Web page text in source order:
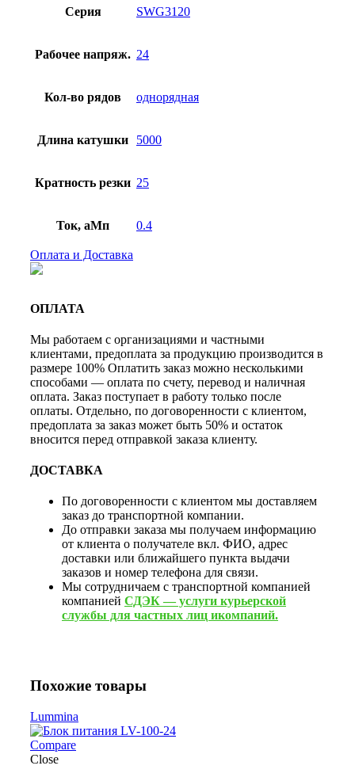
Серия SWG3120
Рабочее напряж. 24
Кол-во рядов однорядная
Длина катушки 5000
Кратность резки 25
Ток, аМп 0.4
Оплата и Доставка
ОПЛАТА
Мы работаем с организациями и частными
клиентами, предоплата за продукцию производится в
размере 100% Оплатить заказ можно несколькими
способами — оплата по счету, перевод и наличная
оплата. Заказ поступает в работу только после
оплаты. Отдельно, по договоренности с клиентом,
предоплата за заказ может быть 50% и остаток
вносится перед отправкой заказа клиенту.
ДОСТАВКА
По договоренности с клиентом мы доставляем
заказ до транспортной компании.
До отправки заказа мы получаем информацию
от клиента о получателе вкл. ФИО, адрес
доставки или ближайшего пункта выдачи
заказов и номер телефона для связи.
Мы сотрудничаем с транспортной компанией
компанией СДЭК — услуги курьерской
службы для частных лиц икомпаний.
Похожие товары
Lummina
Compare
Close